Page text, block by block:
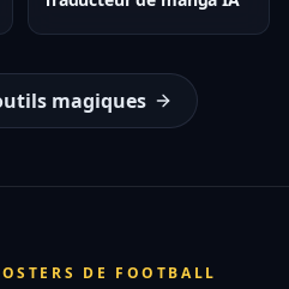
magiques
DE FOOTBALL